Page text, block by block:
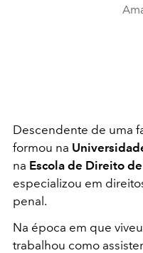
Descendente de uma
formou na
na Escola de Direito
especializou em
penal.
Na época em que
trabalhou como